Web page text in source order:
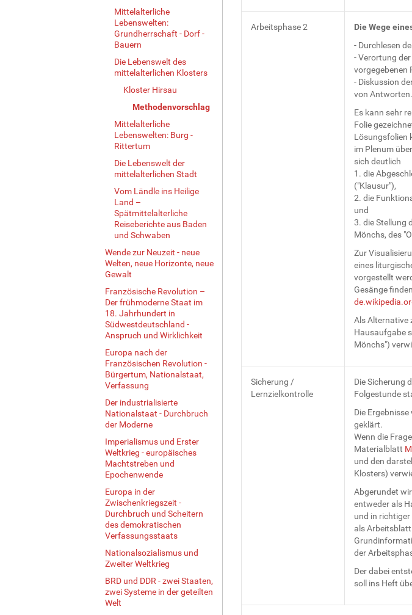
Mittelalterliche
Lebenswelten:
Grundherrschaft - Dorf -
Bauern
Die Lebenswelt des
mittelalterlichen Klosters
Kloster Hirsau
Methodenvorschlag
Mittelalterliche
Lebenswelten: Burg -
Rittertum
Die Lebenswelt der
mittelalterlichen Stadt
Vom Ländle ins Heilige
Land –
Spätmittelalterliche
Reiseberichte aus Baden
und Schwaben
Wende zur Neuzeit - neue
Welten, neue Horizonte, neue
Gewalt
Französische Revolution –
Der frühmoderne Staat im
18. Jahrhundert in
Südwestdeutschland -
Anspruch und Wirklichkeit
Europa nach der
Französischen Revolution -
Bürgertum, Nationalstaat,
Verfassung
Der industrialisierte
Nationalstaat - Durchbruch
der Moderne
Imperialismus und Erster
Weltkrieg - europäisches
Machtstreben und
Epochenwende
Europa in der
Zwischenkriegszeit -
Durchbruch und Scheitern
des demokratischen
Verfassungsstaats
Nationalsozialismus und
Zweiter Weltkrieg
BRD und DDR - zwei Staaten,
zwei Systeme in der geteilten
Welt
Arbeitsphase 2
Die Wege
- Durchlesen
- Verortung
vorgegebenen
- Diskussion
von Antworten.
Es kann sehr
Folie
Lösungsfolien
im Plenum
sich deutlich
1. die
("Klausur"),
2. die
und
3. die Stellung
Mönchs, des
Zur
eines
vorgestellt
Gesänge
Als Alternative
Hausaufgabe
Mönchs")
Sicherung /
Lernzielkontrolle
Die Sicherung
Folgestunde
Die
geklärt.
Wenn die
Materialblatt
und den
Klosters)
Abgerundet
entweder als
und in
als
der
Der dabei
soll ins Heft